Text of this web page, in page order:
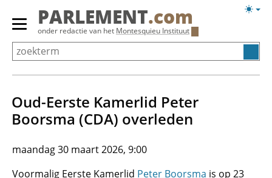
Overslaan
Primair
menu
tonen/verbergen
PARLEMENT.com
onder redactie van het Montesquieu Instituut
Oud-Eerste Kamerlid Peter
Boorsma (CDA) overleden
maandag 30 maart 2026, 9:00
Voormalig Eerste Kamerlid Peter Boorsma is op 23